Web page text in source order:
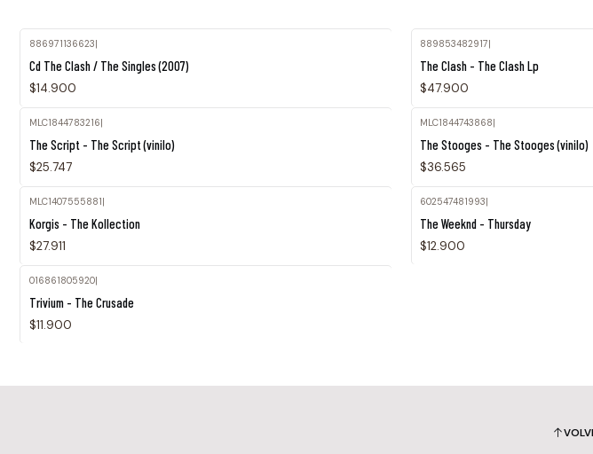
886971136623|
Cd The Clash / The Singles (2007)
$14.900
889853482917|
The Clash - The Clash Lp
$47.900
MLC1844783216|
The Script - The Script (vinilo)
$25.747
MLC1844743868|
The Stooges - The Stooges (vinilo)
$36.565
MLC1407555881
Korgis - The Kollection
$27.911
602547481993
The Weeknd - Thursday
$12.900
016861805920|
Trivium - The Crusade
$11.900